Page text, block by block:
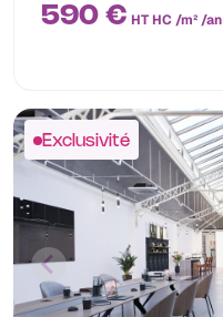
590 € HT HC /m² /an
Exclusivité